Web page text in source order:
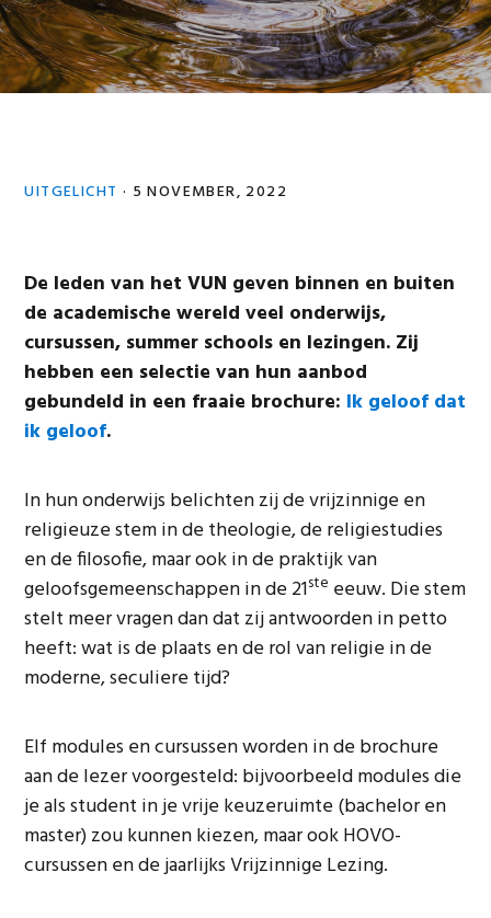
UITGELICHT · 5 NOVEMBER, 2022
De leden van het VUN geven binnen en buiten
de academische wereld veel onderwijs,
cursussen, summer schools en lezingen. Zij
hebben een selectie van hun aanbod
gebundeld in een fraaie brochure: Ik geloof dat
ik geloof.
In hun onderwijs belichten zij de vrijzinnige en
religieuze stem in de theologie, de religiestudies
en de filosofie, maar ook in de praktijk van
geloofsgemeenschappen in de 21ste eeuw. Die stem
stelt meer vragen dan dat zij antwoorden in petto
heeft: wat is de plaats en de rol van religie in de
moderne, seculiere tijd?
Elf modules en cursussen worden in de brochure
aan de lezer voorgesteld: bijvoorbeeld modules die
je als student in je vrije keuzeruimte (bachelor en
master) zou kunnen kiezen, maar ook HOVO-
cursussen en de jaarlijks Vrijzinnige Lezing.